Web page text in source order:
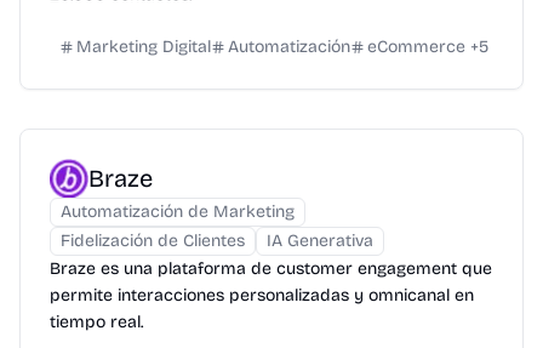
Marketing Digital Automatización eCommerce +5
Braze
Automatización de Marketing
Fidelización de Clientes
IA Generativa
Braze es una plataforma de customer engagement que
permite interacciones personalizadas y omnicanal en
tiempo real.